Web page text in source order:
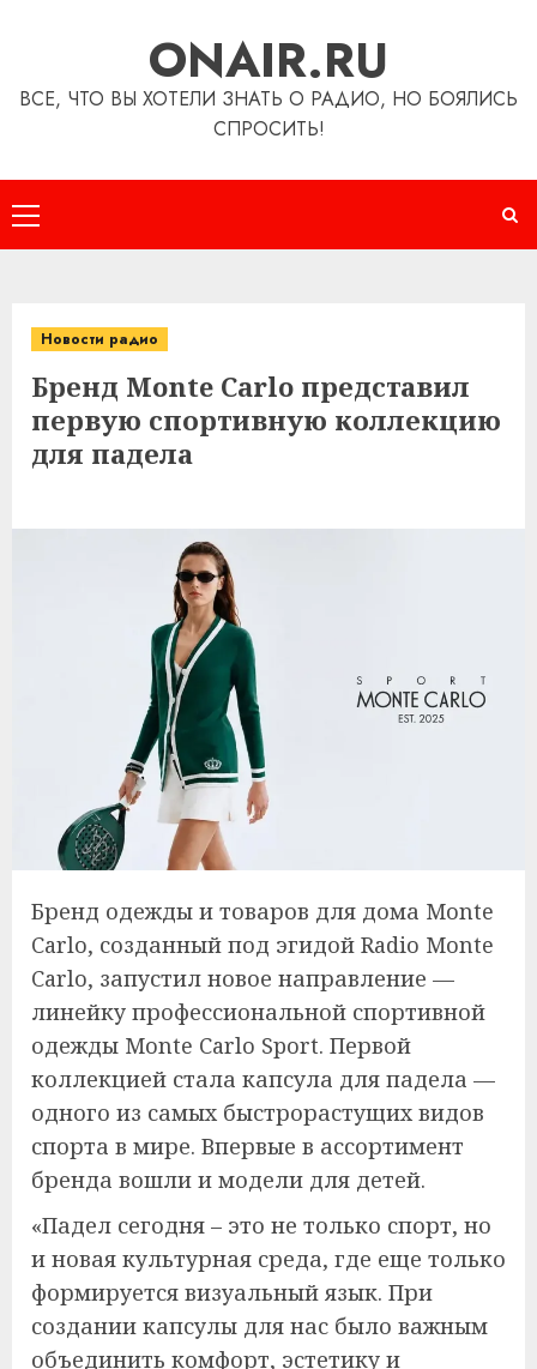
ONAIR.RU
ВСЕ, ЧТО ВЫ ХОТЕЛИ ЗНАТЬ О РАДИО, НО БОЯЛИСЬ
СПРОСИТЬ!
Основное
меню
Новости радио
Бренд Monte Carlo представил
первую спортивную коллекцию
для падела
Бренд одежды и товаров для дома Monte
Carlo, созданный под эгидой Radio Monte
Carlo, запустил новое направление —
линейку профессиональной спортивной
одежды Monte Carlo Sport. Первой
коллекцией стала капсула для падела —
одного из самых быстрорастущих видов
спорта в мире. Впервые в ассортимент
бренда вошли и модели для детей.
«Падел сегодня – это не только спорт, но
и новая культурная среда, где еще только
формируется визуальный язык. При
создании капсулы для нас было важным
объединить комфорт, эстетику и